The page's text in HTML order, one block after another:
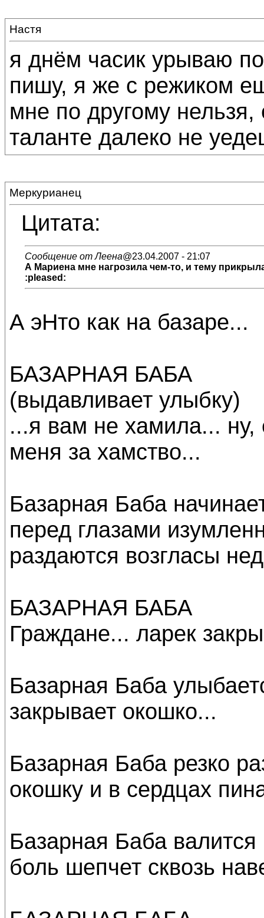
Настя
я днём часик урываю
пишу, я же с режиком
мне по другому нельзя,
таланте далеко не
Меркурианец
Цитата:
Сообщение от Леена@23.04.2007 - 21:07
А Мариена мне нагрозила чем-то, и тему
:pleased:
А эНто как на базаре...
БАЗАРНАЯ БАБА
(выдавливает улыбку)
...я вам не хамила... ну,
меня за хамство...
Базарная Баба
перед глазами
раздаются возгласы
БАЗАРНАЯ БАБА
Граждане... ларек
Базарная Баба
закрывает окошко...
Базарная Баба резко
окошку и в сердцах
Базарная Баба
боль шепчет сквозь